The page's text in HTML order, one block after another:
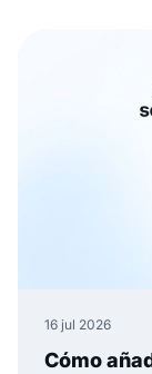
16 jul 2026
Cómo